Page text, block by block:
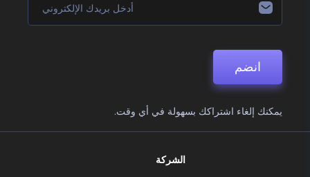
انضم
يمكنك إلغاء اشتراكك بسهولة في أي وقت.
الشركة